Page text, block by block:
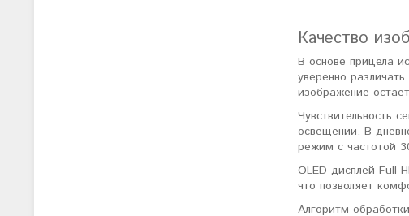
Качество
В основе прицела
уверенно
изображение
Чувствительность
освещении. В
режим с частотой
OLED-дисплей Full
что позволяет
Алгоритм